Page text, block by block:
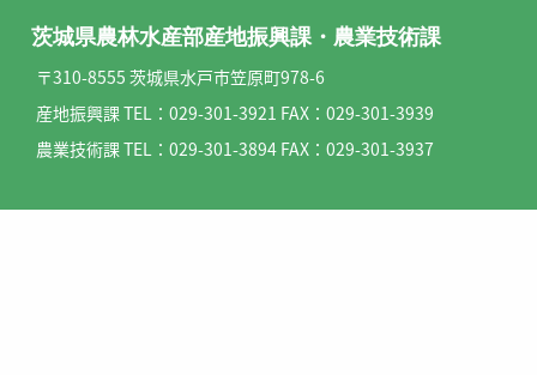
茨城県農林水産部産地振興課・農業技術課
〒310-8555 茨城県水戸市笠原町978-6
産地振興課 TEL： 029-301-3921 FAX：029-301-3939
農業技術課 TEL： 029-301-3894 FAX：029-301-3937